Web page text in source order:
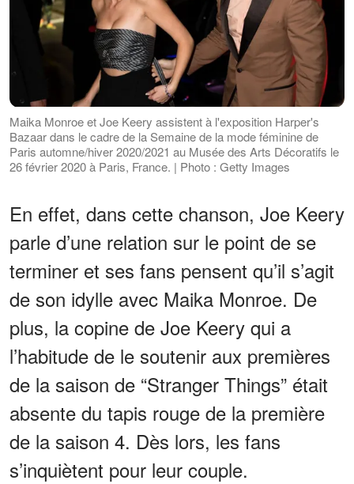
Maika Monroe et Joe Keery assistent à l'exposition Harper's
Bazaar dans le cadre de la Semaine de la mode féminine de
Paris automne/hiver 2020/2021 au Musée des Arts Décoratifs le
26 février 2020 à Paris, France. | Photo : Getty Images
En effet, dans cette chanson, Joe Keery
parle d’une relation sur le point de se
terminer et ses fans pensent qu’il s’agit
de son idylle avec Maika Monroe. De
plus, la copine de Joe Keery qui a
l’habitude de le soutenir aux premières
de la saison de “Stranger Things” était
absente du tapis rouge de la première
de la saison 4. Dès lors, les fans
s’inquiètent pour leur couple.